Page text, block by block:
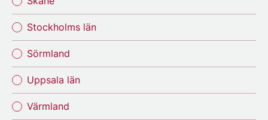
Stockholms län
Sörmland
Uppsala län
Värmland